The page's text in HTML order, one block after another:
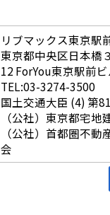
リブマックス東京駅
東京都中央区日本橋
12 ForYou東京駅前
TEL:03-3274-3500
国土交通大臣 (4) 第
（公社）東京都宅地
（公社）首都圏不動
会